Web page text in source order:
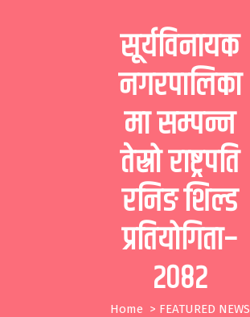
सूर्यविनायक
नगरपालिका
मा सम्पन्न
तेस्रो राष्ट्रपति
रनिङ शिल्ड
प्रतियोगिता–
२०८२
Home > FEATURED NEWS